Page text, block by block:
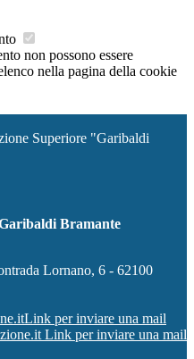
non possono essere
nella pagina della cookie
Superiore "Garibaldi
Bramante
Lornano, 6 - 62100
Link per inviare una mail
Link per inviare una mail